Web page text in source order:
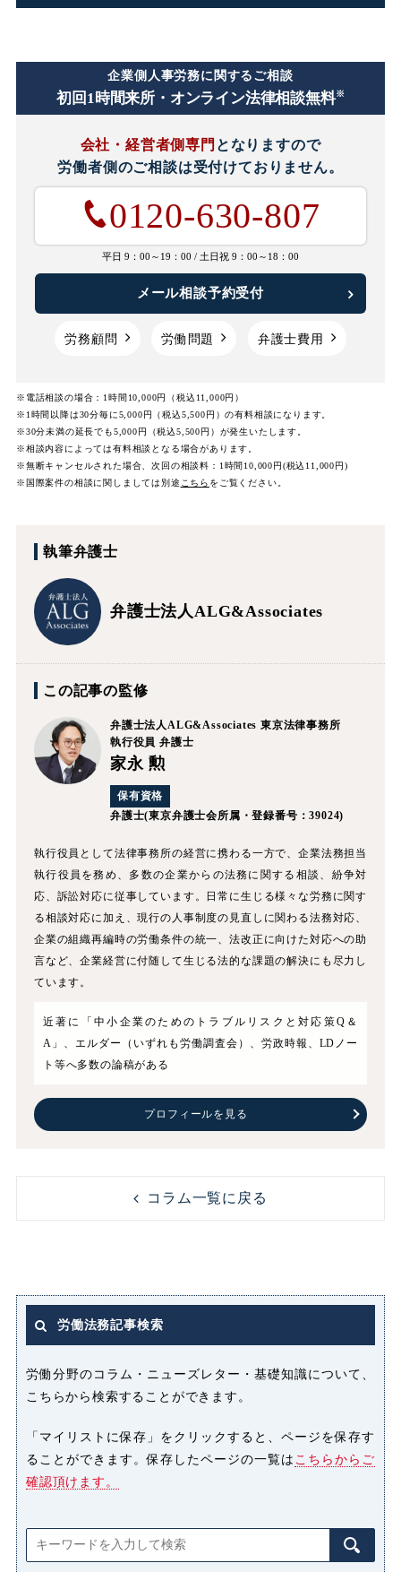
企業側人事労務に関するご相談
初回1時間来所・オンライン法律相談無料※
会社・経営者側専門 となりますので
労働者側のご相談は受付けておりません。
0120-630-807
平日 9：00～19：00 / 土日祝 9：00～18：00
メール相談予約受付
労務顧問 労働問題 弁護士費用
※電話相談の場合：1時間10,000円（税込11,000円）
※1時間以降は30分毎に5,000円（税込5,500円）の有料相談になります。
※30分未満の延長でも5,000円（税込5,500円）が発生いたします。
※相談内容によっては有料相談となる場合があります。
※無断キャンセルされた場合、次回の相談料：1時間10,000円(税込11,000円)
※国際案件の相談に関しましては 別途 こちら をご覧ください。
執筆弁護士
弁護士法人ALG&Associates
この記事の監修
弁護士法人ALG&Associates 東京法律事務所
執行役員 弁護士
家永 勲
保有資格
弁護士(東京弁護士会所属・登録番号：39024)
執行役員として法律事務所の経営に携わる一方で、企業法務担当
執行役員を務め、多数の企業からの法務に関する相談、紛争対
応、訴訟対応に従事しています。日常に生じる様々な労務に関す
る相談対応に加え、現行の人事制度の見直しに関わる法務対応、
企業の組織再編時の労働条件の統一、法改正に向けた対応への助
言など、企業経営に付随して生じる法的な課題の解決にも尽力し
ています。
近著に「中小企業のためのトラブルリスクと対応策Q＆
A」、エルダー（いずれも労働調査会）、労政時報、LDノー
ト等へ多数の論稿がある
プロフィールを見る
コラム一覧に戻る
労働法務記事検索
労働分野のコラム・ニューズレター・基礎知識について、
こちらから検索することができます。
「マイリストに保存」をクリックすると、ページを保存す
ることができます。保存したページの一覧は こちらからご
確認頂けます。